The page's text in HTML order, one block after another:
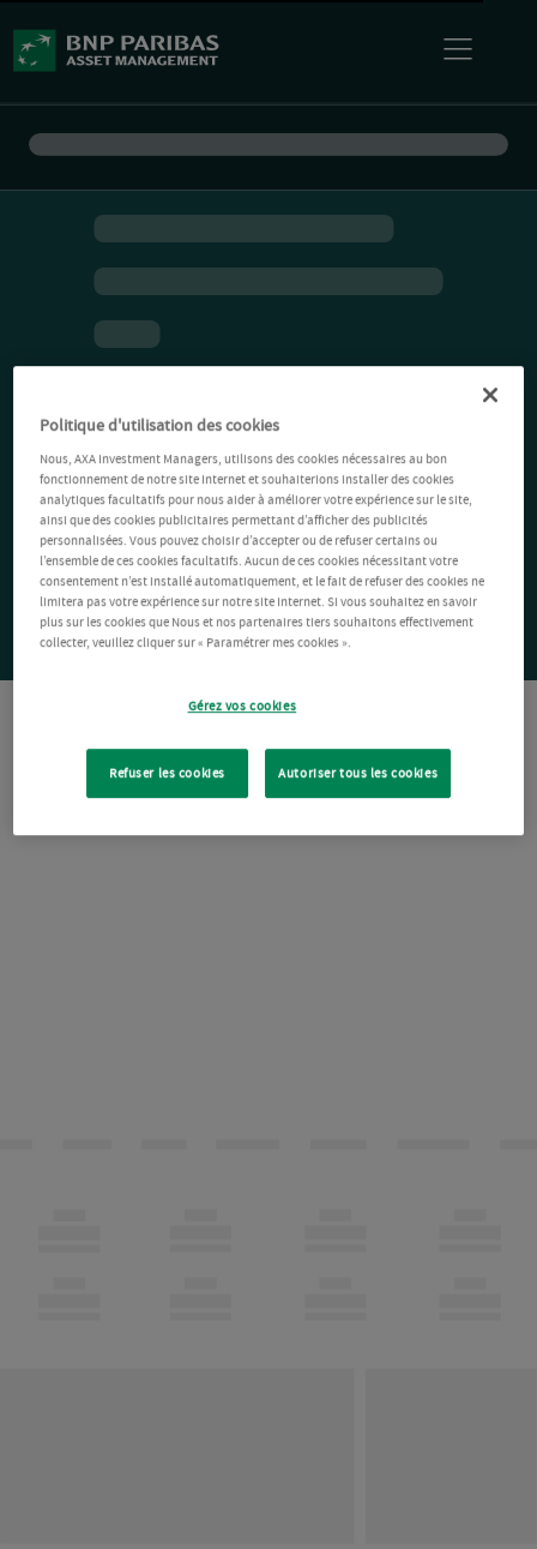
Politique d'utilisation des cookies
Nous, AXA Investment Managers, utilisons des cookies nécessaires au bon
fonctionnement de notre site Internet et souhaiterions installer des cookies
analytiques facultatifs pour nous aider à améliorer votre expérience sur le site,
ainsi que des cookies publicitaires permettant d’afficher des publicités
personnalisées. Vous pouvez choisir d’accepter ou de refuser certains ou
l’ensemble de ces cookies facultatifs. Aucun de ces cookies nécessitant votre
consentement n’est installé automatiquement, et le fait de refuser des cookies ne
limitera pas votre expérience sur notre site Internet. Si vous souhaitez en savoir
plus sur les cookies que Nous et nos partenaires tiers souhaitons effectivement
collecter, veuillez cliquer sur « Paramétrer mes cookies ».
Gérez vos cookies
Refuser les cookies Autoriser tous les cookies